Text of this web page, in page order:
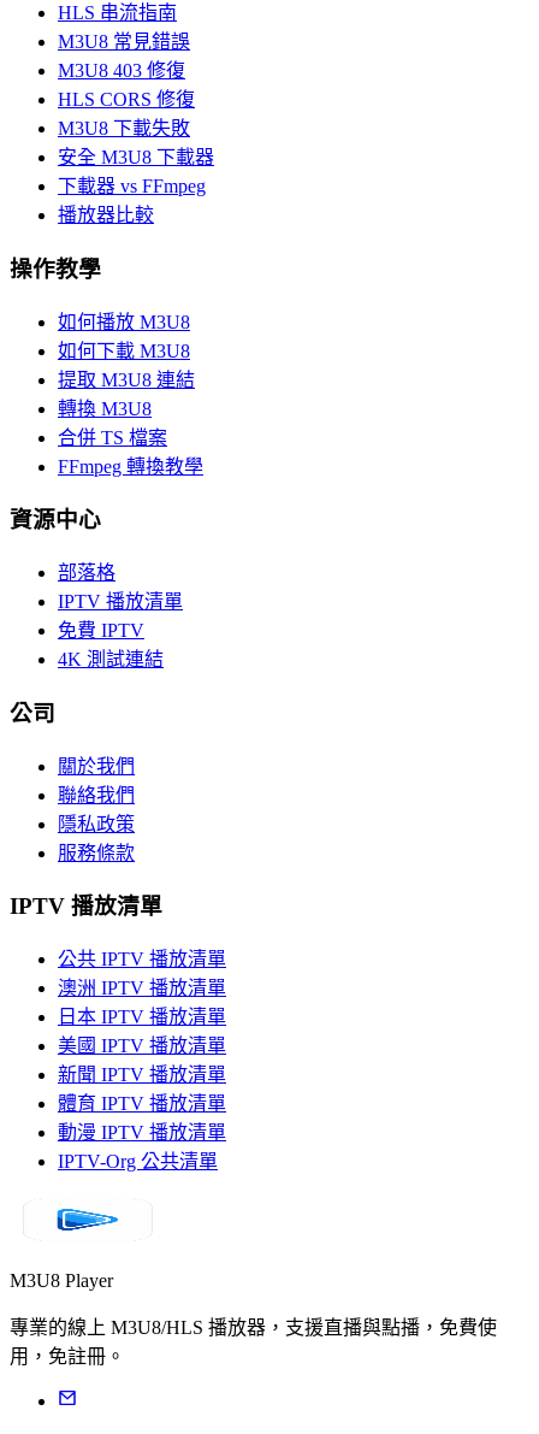
HLS 串流指南
M3U8 常見錯誤
M3U8 403 修復
HLS CORS 修復
M3U8 下載失敗
安全 M3U8 下載器
下載器 vs FFmpeg
播放器比較
操作教學
如何播放 M3U8
如何下載 M3U8
提取 M3U8 連結
轉換 M3U8
合併 TS 檔案
FFmpeg 轉換教學
資源中心
部落格
IPTV 播放清單
免費 IPTV
4K 測試連結
公司
關於我們
聯絡我們
隱私政策
服務條款
IPTV 播放清單
公共 IPTV 播放清單
澳洲 IPTV 播放清單
日本 IPTV 播放清單
美國 IPTV 播放清單
新聞 IPTV 播放清單
體育 IPTV 播放清單
動漫 IPTV 播放清單
IPTV-Org 公共清單
M3U8 Player
專業的線上 M3U8/HLS 播放器，支援直播與點播，免費使
用，免註冊。